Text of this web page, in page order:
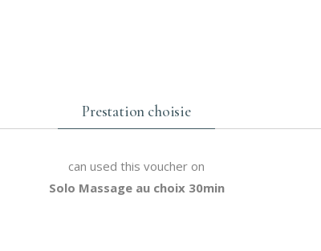
Prestation choisie
can used this voucher on
Solo Massage au choix 30min